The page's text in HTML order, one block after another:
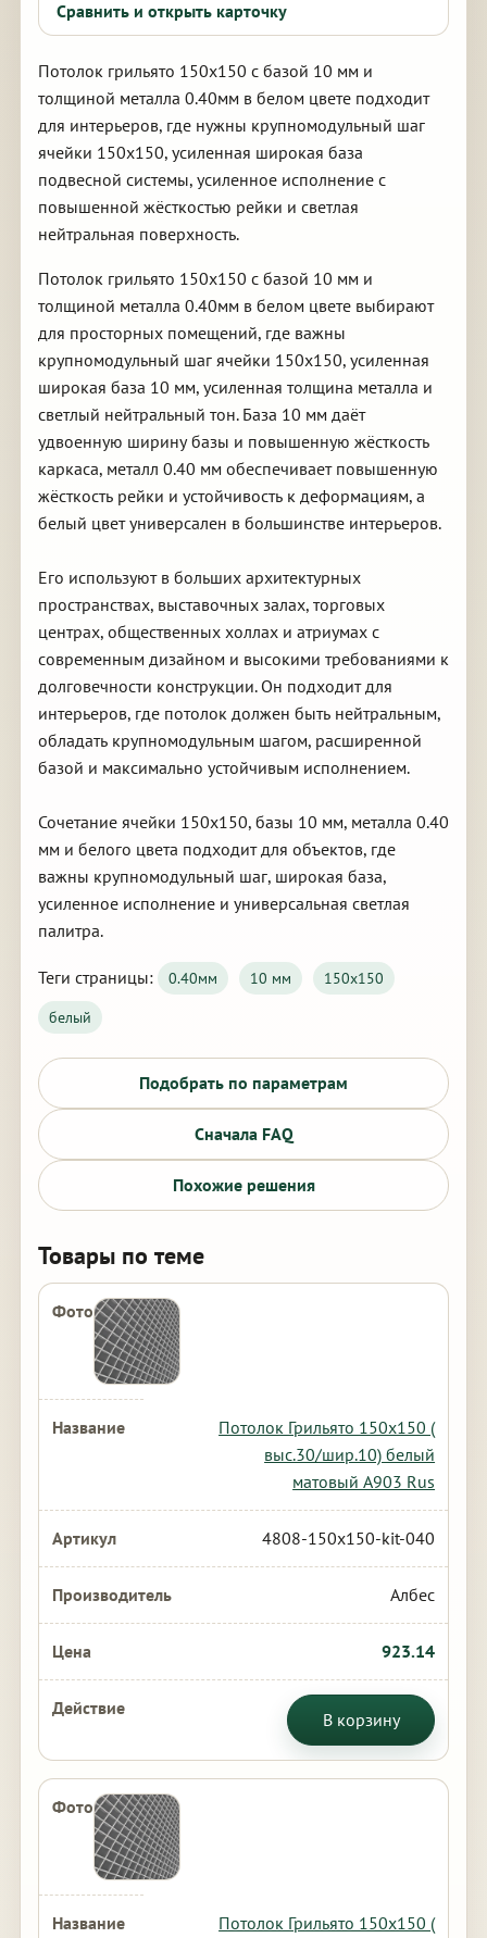
Сравнить и открыть карточку
Потолок грильято 150х150 с базой 10 мм и
толщиной металла 0.40мм в белом цвете подходит
для интерьеров, где нужны крупномодульный шаг
ячейки 150х150, усиленная широкая база
подвесной системы, усиленное исполнение с
повышенной жёсткостью рейки и светлая
нейтральная поверхность.
Потолок грильято 150х150 с базой 10 мм и
толщиной металла 0.40мм в белом цвете выбирают
для просторных помещений, где важны
крупномодульный шаг ячейки 150х150, усиленная
широкая база 10 мм, усиленная толщина металла и
светлый нейтральный тон. База 10 мм даёт
удвоенную ширину базы и повышенную жёсткость
каркаса, металл 0.40 мм обеспечивает повышенную
жёсткость рейки и устойчивость к деформациям, а
белый цвет универсален в большинстве интерьеров.
Его используют в больших архитектурных
пространствах, выставочных залах, торговых
центрах, общественных холлах и атриумах с
современным дизайном и высокими требованиями к
долговечности конструкции. Он подходит для
интерьеров, где потолок должен быть нейтральным,
обладать крупномодульным шагом, расширенной
базой и максимально устойчивым исполнением.
Сочетание ячейки 150х150, базы 10 мм, металла 0.40
мм и белого цвета подходит для объектов, где
важны крупномодульный шаг, широкая база,
усиленное исполнение и универсальная светлая
палитра.
Теги страницы: 0.40мм 10 мм
150х150
белый
Подобрать по параметрам
Сначала FAQ
Похожие решения
Товары по теме
Потолок Грильято 150х150 (
выс.30/шир.10) белый
матовый А903 Rus
4808-150x150-kit-040
Албес
923.14
В корзину
Потолок Грильято 150х150 (